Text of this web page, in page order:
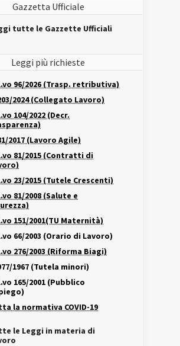
Gazzetta Ufficiale
tutte le Gazzette Ufficiali
Leggi più richieste
96/2026 (Trasp. retributiva)
2024 (Collegato Lavoro)
104/2022 (Decr.
2017 (Lavoro Agile)
81/2015 (Contratti di
23/2015 (Tutele Crescenti)
81/2008 (Salute e
151/2001(TU Maternità)
66/2003 (Orario di Lavoro)
276/2003 (Riforma Biagi)
1967 (Tutela minori)
165/2001 (Pubblico
la normativa COVID-19
le Leggi in materia di